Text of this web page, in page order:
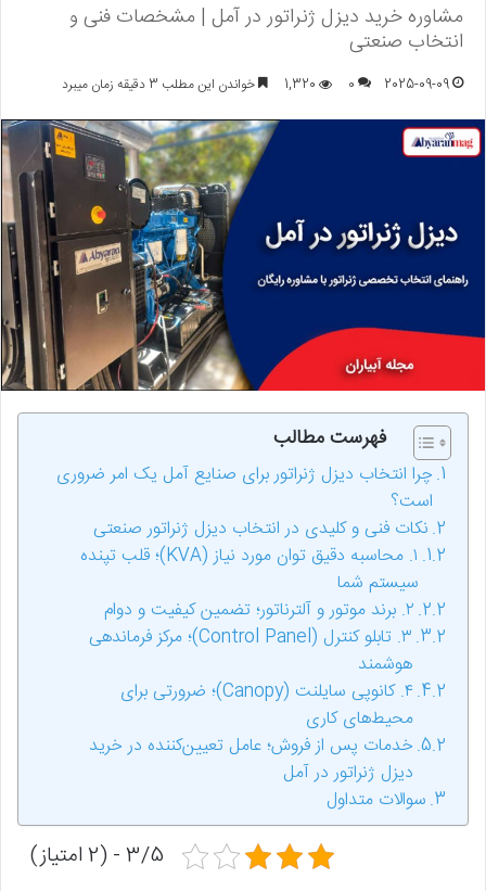
مشاوره خرید دیزل ژنراتور در آمل | مشخصات فنی و
انتخاب صنعتی
2025-09-09
0
1,320 خواندن این مطلب 3 دقیقه زمان میبرد
فهرست مطالب
چرا انتخاب دیزل ژنراتور برای صنایع آمل یک امر ضروری
است؟
نکات فنی و کلیدی در انتخاب دیزل ژنراتور صنعتی
۱. محاسبه دقیق توان مورد نیاز (KVA)؛ قلب تپنده
سیستم شما
۲. برند موتور و آلترناتور؛ تضمین کیفیت و دوام
۳. تابلو کنترل (Control Panel)؛ مرکز فرماندهی
هوشمند
۴. کانوپی سایلنت (Canopy)؛ ضرورتی برای
محیط‌های کاری
خدمات پس از فروش؛ عامل تعیین‌کننده در خرید
دیزل ژنراتور در آمل
سوالات متداول
3/5 - (2 امتیاز)